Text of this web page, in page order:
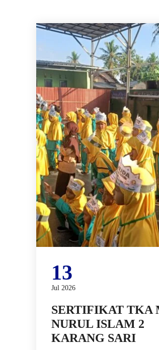
13
Jul 2026
SERTIFIKAT TKA
NURUL ISLAM 2
KARANG SARI